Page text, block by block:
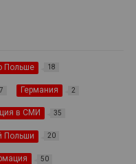
Польше 18
7 Германия 2
в СМИ 35
Польши 20
50